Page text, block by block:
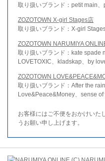
取り扱いブランド：petit main
ZOZOTOWN X-girl Stages店
取り扱いブランド：X-girl
ZOZOTOWN NARUMIYA
取り扱いブランド：kate spade
LOVETOXIC、kladskap、by
ZOZOTOWN
取り扱いブランド：After the
Love&Peace&Money、sense
お客様にはご不便をおかけいた
うお願い申し上げます。